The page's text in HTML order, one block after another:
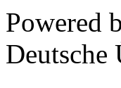
Powered
Deutsche